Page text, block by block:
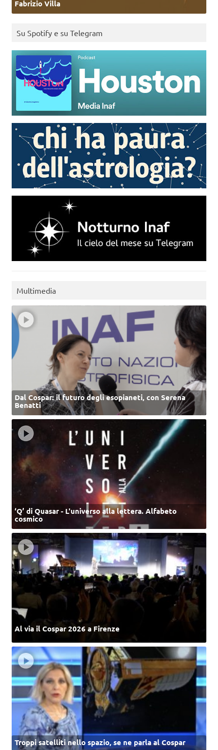
Fabrizio Villa
Su Spotify e su Telegram
Multimedia
Dal Cospar: il futuro degli esopianeti, con Serena
Benatti
‘Q’ di Quasar - L'universo alla lettera. Alfabeto
cosmico
Al via il Cospar 2026 a Firenze
Troppi satelliti nello spazio, se ne parla al Cospar